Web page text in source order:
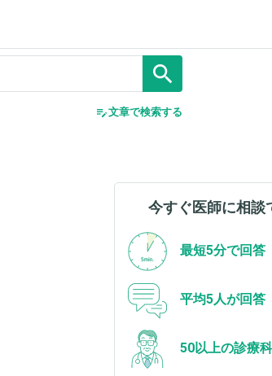
search
edit_note文章で検索する
今すぐ医師に相談
最短5分で回答
平均5人が回答
50以上の診療